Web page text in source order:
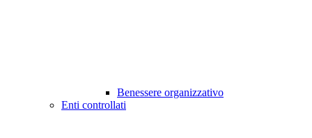
Benessere organizzativo
Enti controllati